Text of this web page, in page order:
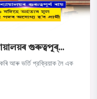
গুৰুত্বপূৰ্...
আৰু ভর্তি প্রক্রিয়াক লৈ এক